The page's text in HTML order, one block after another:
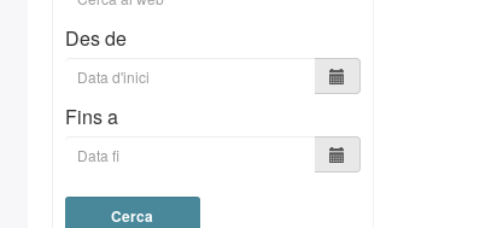
Des de
Fins a
Cerca